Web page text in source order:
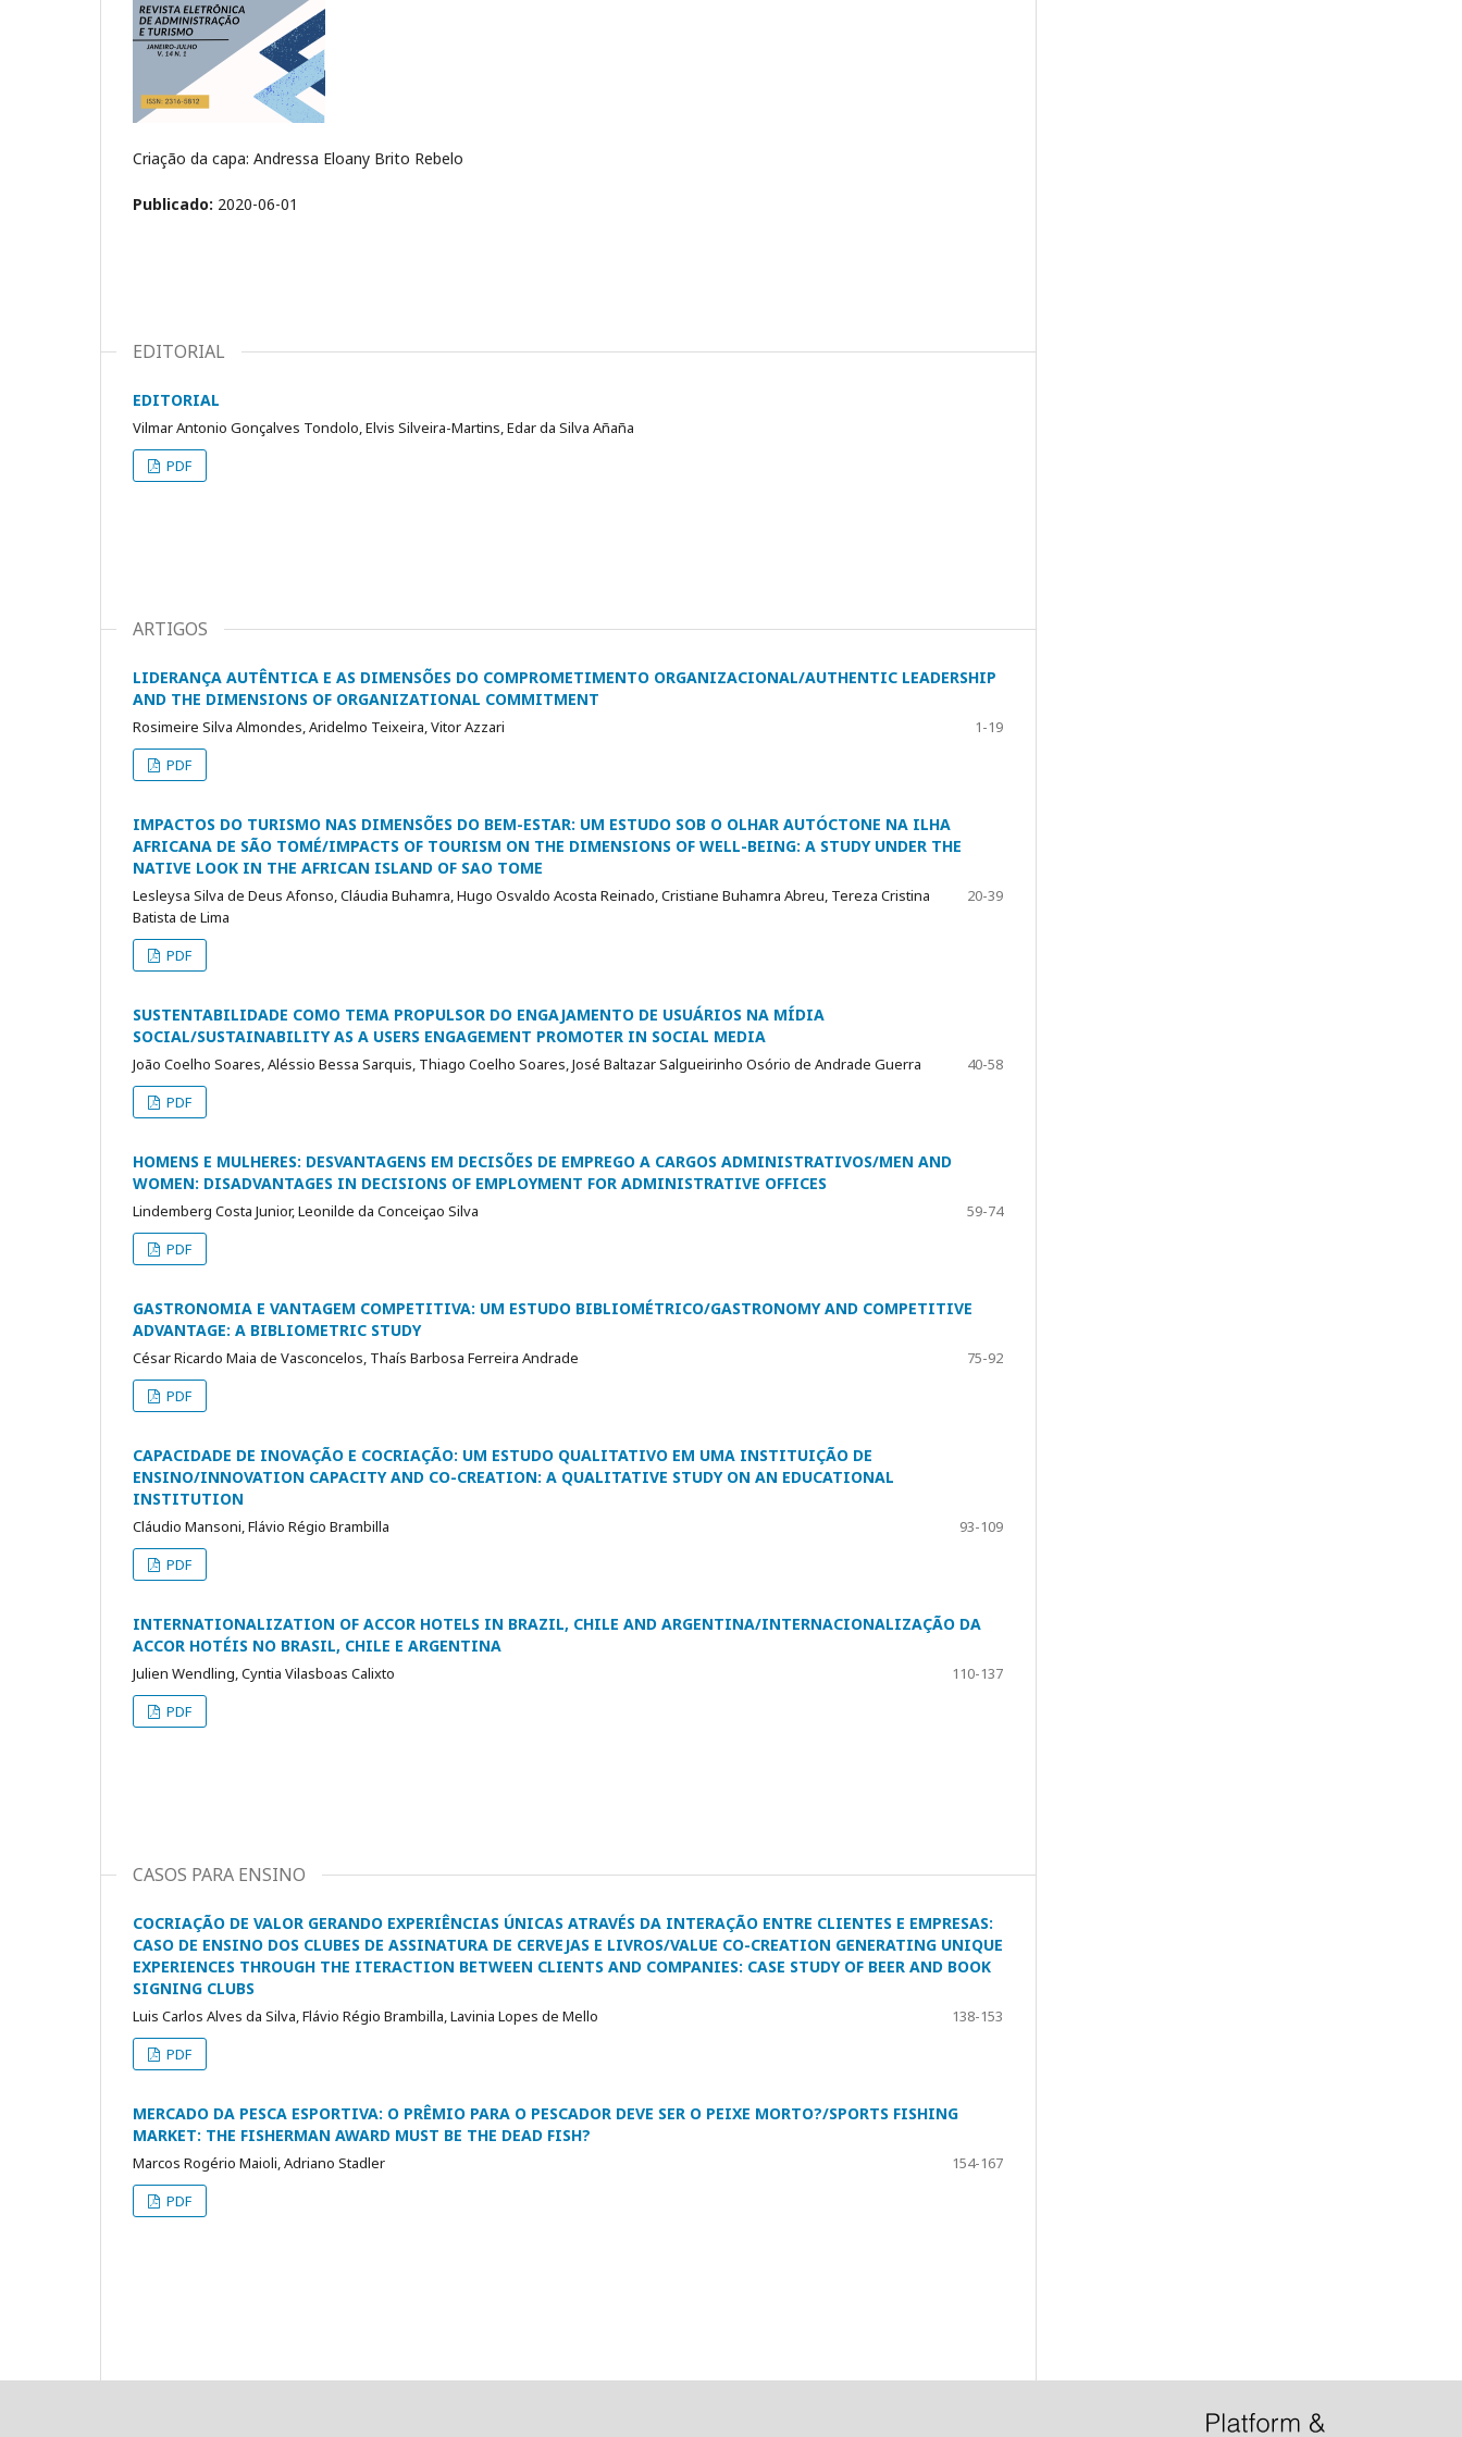
Criação da capa: Andressa Eloany Brito Rebelo
Publicado: 2020-06-01
EDITORIAL
EDITORIAL
Vilmar Antonio Gonçalves Tondolo, Elvis Silveira-Martins, Edar da Silva Añaña
PDF
ARTIGOS
LIDERANÇA AUTÊNTICA E AS DIMENSÕES DO COMPROMETIMENTO ORGANIZACIONAL/AUTHENTIC LEADERSHIP
AND THE DIMENSIONS OF ORGANIZATIONAL COMMITMENT
Rosimeire Silva Almondes, Aridelmo Teixeira, Vitor Azzari
1-19
PDF
IMPACTOS DO TURISMO NAS DIMENSÕES DO BEM-ESTAR: UM ESTUDO SOB O OLHAR AUTÓCTONE NA ILHA
AFRICANA DE SÃO TOMÉ/IMPACTS OF TOURISM ON THE DIMENSIONS OF WELL-BEING: A STUDY UNDER THE
NATIVE LOOK IN THE AFRICAN ISLAND OF SAO TOME
Lesleysa Silva de Deus Afonso, Cláudia Buhamra, Hugo Osvaldo Acosta Reinado, Cristiane Buhamra Abreu, Tereza Cristina
Batista de Lima
20-39
PDF
SUSTENTABILIDADE COMO TEMA PROPULSOR DO ENGAJAMENTO DE USUÁRIOS NA MÍDIA
SOCIAL/SUSTAINABILITY AS A USERS ENGAGEMENT PROMOTER IN SOCIAL MEDIA
João Coelho Soares, Aléssio Bessa Sarquis, Thiago Coelho Soares, José Baltazar Salgueirinho Osório de Andrade Guerra
40-58
PDF
HOMENS E MULHERES: DESVANTAGENS EM DECISÕES DE EMPREGO A CARGOS ADMINISTRATIVOS/MEN AND
WOMEN: DISADVANTAGES IN DECISIONS OF EMPLOYMENT FOR ADMINISTRATIVE OFFICES
Lindemberg Costa Junior, Leonilde da Conceiçao Silva
59-74
PDF
GASTRONOMIA E VANTAGEM COMPETITIVA: UM ESTUDO BIBLIOMÉTRICO/GASTRONOMY AND COMPETITIVE
ADVANTAGE: A BIBLIOMETRIC STUDY
César Ricardo Maia de Vasconcelos, Thaís Barbosa Ferreira Andrade
75-92
PDF
CAPACIDADE DE INOVAÇÃO E COCRIAÇÃO: UM ESTUDO QUALITATIVO EM UMA INSTITUIÇÃO DE
ENSINO/INNOVATION CAPACITY AND CO-CREATION: A QUALITATIVE STUDY ON AN EDUCATIONAL
INSTITUTION
Cláudio Mansoni, Flávio Régio Brambilla
93-109
PDF
INTERNATIONALIZATION OF ACCOR HOTELS IN BRAZIL, CHILE AND ARGENTINA/INTERNACIONALIZAÇÃO DA
ACCOR HOTÉIS NO BRASIL, CHILE E ARGENTINA
Julien Wendling, Cyntia Vilasboas Calixto
110-137
PDF
CASOS PARA ENSINO
COCRIAÇÃO DE VALOR GERANDO EXPERIÊNCIAS ÚNICAS ATRAVÉS DA INTERAÇÃO ENTRE CLIENTES E EMPRESAS:
CASO DE ENSINO DOS CLUBES DE ASSINATURA DE CERVEJAS E LIVROS/VALUE CO-CREATION GENERATING UNIQUE
EXPERIENCES THROUGH THE ITERACTION BETWEEN CLIENTS AND COMPANIES: CASE STUDY OF BEER AND BOOK
SIGNING CLUBS
Luis Carlos Alves da Silva, Flávio Régio Brambilla, Lavinia Lopes de Mello
138-153
PDF
MERCADO DA PESCA ESPORTIVA: O PRÊMIO PARA O PESCADOR DEVE SER O PEIXE MORTO?/SPORTS FISHING
MARKET: THE FISHERMAN AWARD MUST BE THE DEAD FISH?
Marcos Rogério Maioli, Adriano Stadler
154-167
PDF